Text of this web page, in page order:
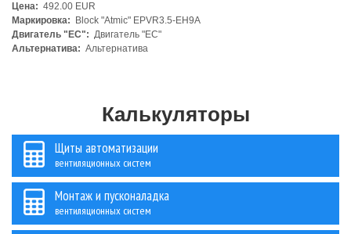
Цена: 492.00 EUR
Маркировка:
Block "Atmic" EPVR3.5-EH9A
Двигатель "ЕС": Двигатель "ЕС"
Альтернатива: Альтернатива
Калькуляторы
Щиты автоматизации
вентиляционных систем
Монтаж и пусконаладка
вентиляционных систем